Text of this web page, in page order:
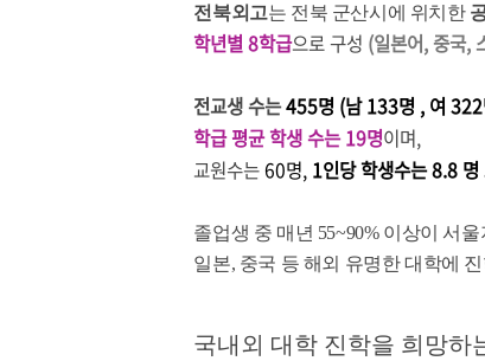
전북외고는 전북 군산시에 위치한
학년별 8학급으로 구성 (일본어, 중국,
전교생 수는455명 (남 133명 , 여
학급 평균 학생 수는 19명이며,
교원수는60명, 1인당 학생수는 8.8 명
졸업생 중 매년 55~90% 이상이 서
일본, 중국 등 해외 유명한 대학에
국내외 대학 진학을 희망하